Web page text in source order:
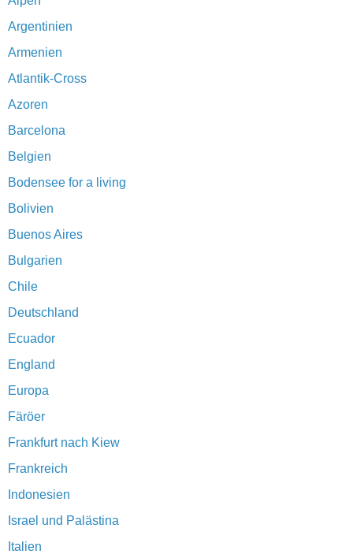
Argentinien
Armenien
Atlantik-Cross
Azoren
Barcelona
Belgien
Bodensee for a living
Bolivien
Buenos Aires
Bulgarien
Chile
Deutschland
Ecuador
England
Europa
Färöer
Frankfurt nach Kiew
Frankreich
Indonesien
Israel und Palästina
Italien